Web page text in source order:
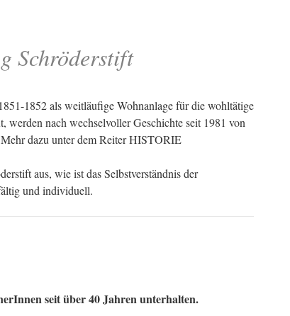
Schröderstift
1852 als weitläufige Wohnanlage für die wohltätige
werden nach wechselvoller Geschichte seit 1981 von
dazu unter dem Reiter HISTORIE
aus, wie ist das Selbstverständnis der
und individuell.
seit über 40 Jahren unterhalten.